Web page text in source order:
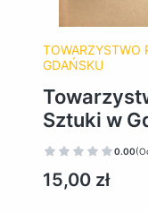
TOWARZYSTWO
GDAŃSKU
Sztuki w
0.00
Cena
15,00 zł